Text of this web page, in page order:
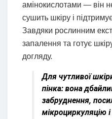
амінокислотами — він
сушить шкіру і
Завдяки рослинним
запалення та готує
догляду.
Для чутливої
пінка: вона
забруднення,
мікроциркуляцію